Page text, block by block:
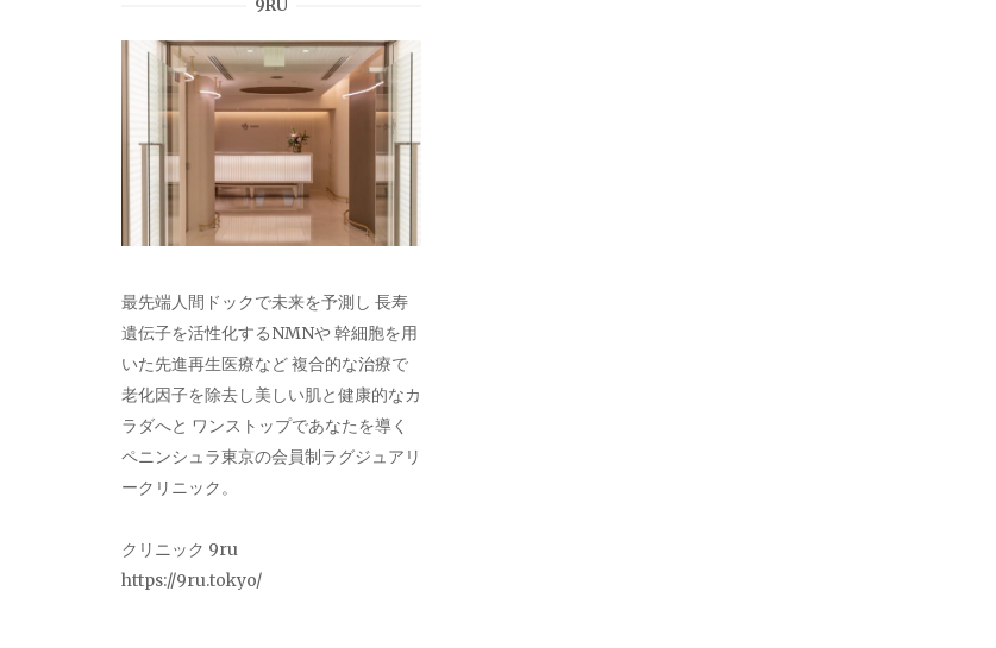
9RU
最先端人間ドックで未来を予測し 長寿
遺伝子を活性化するNMNや 幹細胞を用
いた先進再生医療など 複合的な治療で
老化因子を除去し美しい肌と健康的なカ
ラダへと ワンストップであなたを導く
ペニンシュラ東京の会員制ラグジュアリ
ークリニック。
クリニック 9ru
https://9ru.tokyo/